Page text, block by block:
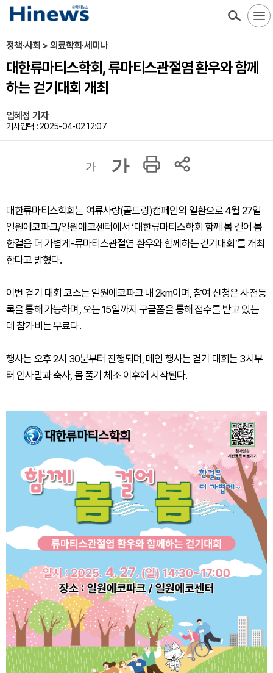
정책·사회 > 의료학회·세미나
대한류마티스학회, 류마티스관절염 환우와 함께
하는 걷기대회 개최
임혜정 기자
기사입력 : 2025-04-02 12:07
가 가
대한류마티스학회는 여류사랑(골드링)캠페인의 일환으로 4월 27일
일원에코파크/일원에코센터에서 ‘대한류마티스학회 함께 봄 걸어 봄
한걸음 더 가볍게-류마티스관절염 환우와 함께하는 걷기대회’를 개최
한다고 밝혔다.
이번 걷기 대회 코스는 일원에코파크 내 2km이며, 참여 신청은 사전등
록을 통해 가능하며, 오는 15일까지 구글폼을 통해 접수를 받고 있는
데 참가비는 무료다.
행사는 오후 2시 30분부터 진행되며, 메인 행사는 걷기 대회는 3시부
터 인사말과 축사, 몸 풀기 체조 이후에 시작된다.